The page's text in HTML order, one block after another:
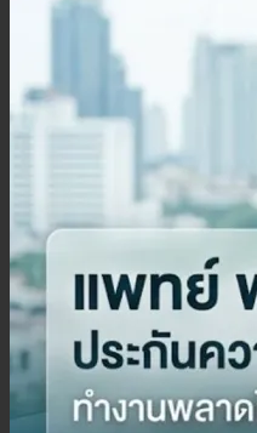
พ.ร.บ. รถย
ประกันอุบัติ
ลูกค้าองค์กร
ประกันค
ประกันก
ค้นหาประกันสุขภาพ
โปรโมชั่น
บทความ
ติดต่อเรา
สมัครตัวแทน